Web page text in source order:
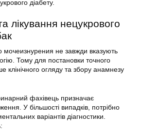
діабету.
лікування нецукрового
мочеизнурения не завжди вказують
Тому для постановки точного
клінічного огляду та збору анамнезу
фахівець призначає
У більшості випадків, потрібно
варіантів діагностики.